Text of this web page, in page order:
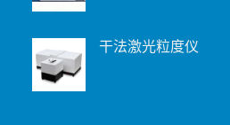
干法激光粒度仪